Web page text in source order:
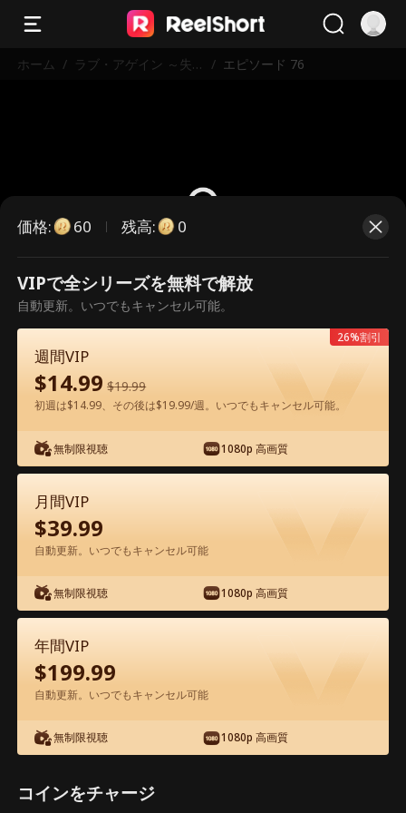
ホーム / ラブ・アゲイン ～失
/ エピソード 76
こちらは有料のエピソードです。視
聴いただくには解放が必要です。
アプリ内で無料視聴可能
エピソード76 - ラブ・アゲイン ～失わ
れた愛を求めて～ 映画フル
0-49 50-85
76 79
価格: 60 残高: 0
VIPで全シリーズを無料で解放
自動更新。いつでもキャンセル可能。
週間VIP
$14.99 $19.99
初週は$14.99、その後は$19.99/週。いつでもキャンセル可能。
無制限視聴 1080p 高画質
26%割引
月間VIP
$39.99
自動更新。いつでもキャンセル可能
無制限視聴 1080p 高画質
年間VIP
$199.99
自動更新。いつでもキャンセル可能
無制限視聴 1080p 高画質
コインをチャージ